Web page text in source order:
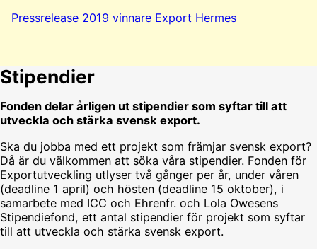
Pressrelease 2019 vinnare Export Hermes
Stipendier
Fonden delar årligen ut stipendier som syftar till att
utveckla och stärka svensk export.
Ska du jobba med ett projekt som främjar svensk export?
Då är du välkommen att söka våra stipendier. Fonden för
Exportutveckling utlyser två gånger per år, under våren
(deadline 1 april) och hösten (deadline 15 oktober), i
samarbete med ICC och Ehrenfr. och Lola Owesens
Stipendiefond, ett antal stipendier för projekt som syftar
till att utveckla och stärka svensk export.